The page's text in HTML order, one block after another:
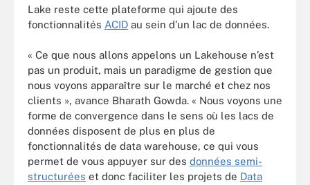
Lake reste cette plateforme qui ajoute des
fonctionnalités ACID au sein d’un lac de données.
« Ce que nous allons appelons un Lakehouse n’est
pas un produit, mais un paradigme de gestion que
nous voyons apparaître sur le marché et chez nos
clients », avance Bharath Gowda. « Nous voyons une
forme de convergence dans le sens où les lacs de
données disposent de plus en plus de
fonctionnalités de data warehouse, ce qui vous
permet de vous appuyer sur des données semi-
structurées et donc faciliter les projets de Data